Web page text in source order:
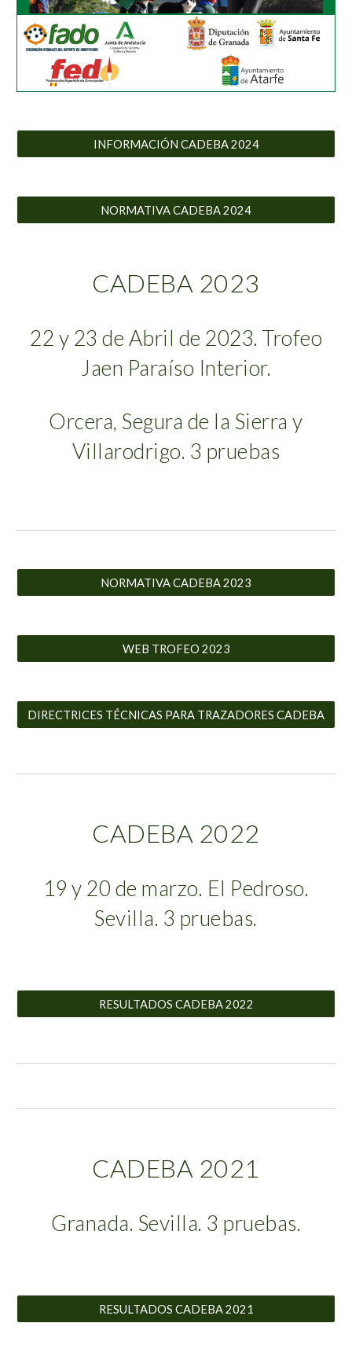
INFORMACIÓN CADEBA 2024
NORMATIVA CADEBA 2024
CADEBA 2023
22 y 23 de Abril de 2023. Trofeo
Jaen Paraíso Interior.
Orcera, Segura de la Sierra y
Villarodrigo. 3 pruebas
NORMATIVA CADEBA 2023
WEB TROFEO 2023
DIRECTRICES TÉCNICAS PARA TRAZADORES CADEBA
CADEBA 2022
19 y 20 de marzo. El Pedroso.
Sevilla. 3 pruebas.
RESULTADOS CADEBA 2022
CADEBA 2021
Granada. Sevilla. 3 pruebas.
RESULTADOS CADEBA 2021